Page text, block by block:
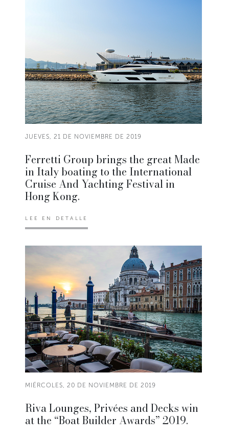
JUEVES, 21 DE NOVIEMBRE DE 2019
Ferretti Group brings the great Made
in Italy boating to the International
Cruise And Yachting Festival in
Hong Kong.
LEE EN DETALLE
MIÉRCOLES, 20 DE NOVIEMBRE DE 2019
Riva Lounges, Privées and Decks win
at the “Boat Builder Awards” 2019.